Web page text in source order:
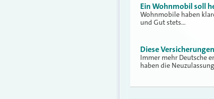
Ein Wohnmobil soll
Wohnmobile haben
und Gut stets…
Diese
Immer mehr Deutsche
haben die